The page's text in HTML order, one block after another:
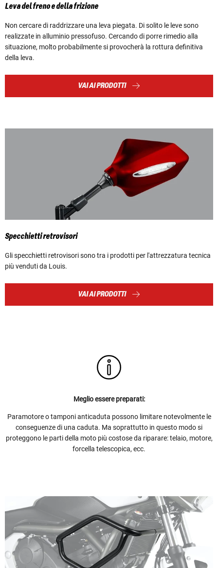
Leva del freno e della frizione
Non cercare di raddrizzare una leva piegata. Di solito le leve sono
realizzate in alluminio pressofuso. Cercando di porre rimedio alla
situazione, molto probabilmente si provocherà la rottura definitiva
della leva.
VAI AI PRODOTTI
Specchietti retrovisori
Gli specchietti retrovisori sono tra i prodotti per l'attrezzatura tecnica
più venduti da Louis.
VAI AI PRODOTTI
Meglio essere preparati:
Paramotore o tamponi anticaduta possono limitare notevolmente le
conseguenze di una caduta. Ma soprattutto in questo modo si
proteggono le parti della moto più costose da riparare: telaio, motore,
forcella telescopica, ecc.